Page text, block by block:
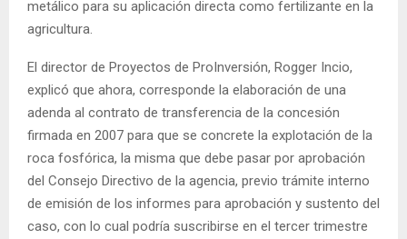
metálico para su aplicación directa como fertilizante en la
agricultura.
El director de Proyectos de ProInversión, Rogger Incio,
explicó que ahora, corresponde la elaboración de una
adenda al contrato de transferencia de la concesión
firmada en 2007 para que se concrete la explotación de la
roca fosfórica, la misma que debe pasar por aprobación
del Consejo Directivo de la agencia, previo trámite interno
de emisión de los informes para aprobación y sustento del
caso, con lo cual podría suscribirse en el tercer trimestre